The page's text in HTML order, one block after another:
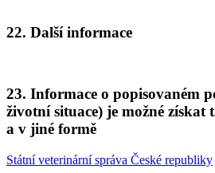
22. Další informace
23. Informace o popisovaném
životní situace) je možné získat
a v jiné formě
Státní veterinární správa České republiky